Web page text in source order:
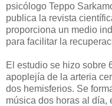
psicólogo Teppo
publica la revista
proporciona un medio
para facilitar la
El estudio se hizo sobre
apoplejía de la arteria
dos hemisferios. Se
música dos horas al día,